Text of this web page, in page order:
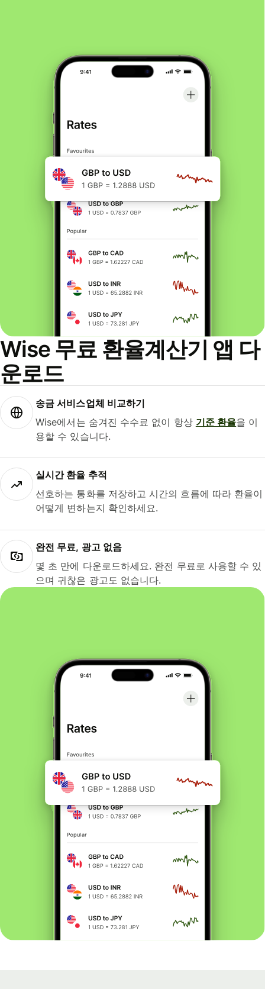
Wise 무료 환율계산기 앱 다
운로드
송금 서비스업체 비교하기
Wise에서는 숨겨진 수수료 없이 항상 기준 환율을 이
용할 수 있습니다.
실시간 환율 추적
선호하는 통화를 저장하고 시간의 흐름에 따라 환율이
어떻게 변하는지 확인하세요.
완전 무료, 광고 없음
몇 초 만에 다운로드하세요. 완전 무료로 사용할 수 있
으며 귀찮은 광고도 없습니다.